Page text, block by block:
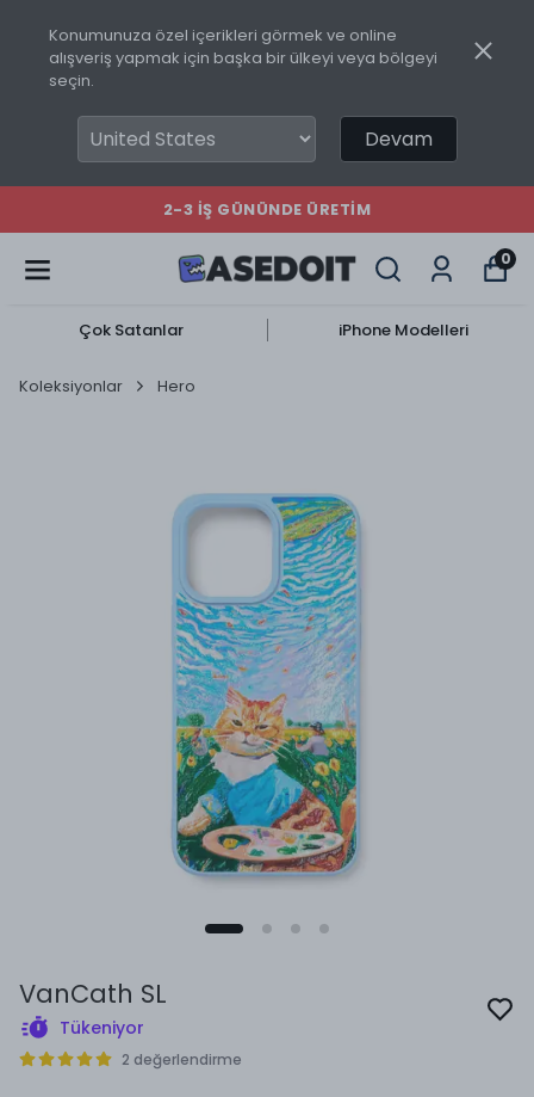
Konumunuza özel içerikleri görmek ve online
alışveriş yapmak için başka bir ülkeyi veya bölgeyi
seçin.
Devam
2-3 İŞ GÜNÜNDE ÜRETIM
0
Çok Satanlar iPhone Modelleri
Koleksiyonlar Hero
VanCath SL
Tükeniyor
2 değerlendirme